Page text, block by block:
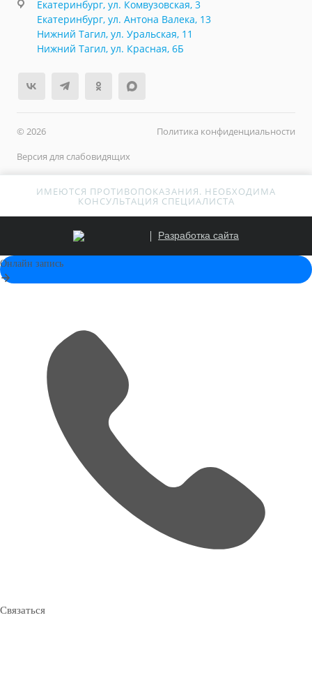
Екатеринбург, ул. Комвузовская, 3
Екатеринбург, ул. Антона Валека, 13
Нижний Тагил, ул. Уральская, 11
Нижний Тагил, ул. Красная, 6Б
© 2026
Политика конфиденциальности
Версия для слабовидящих
ИМЕЮТСЯ ПРОТИВОПОКАЗАНИЯ. НЕОБХОДИМА
КОНСУЛЬТАЦИЯ СПЕЦИАЛИСТА
Разработка сайта